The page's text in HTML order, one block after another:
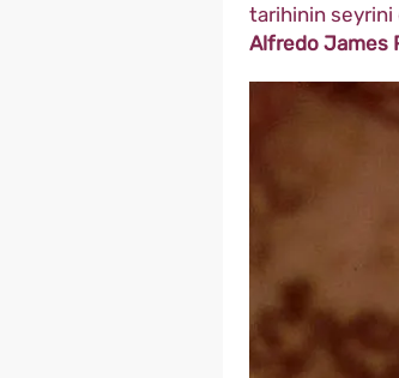
tarihinin seyrini
Alfredo James